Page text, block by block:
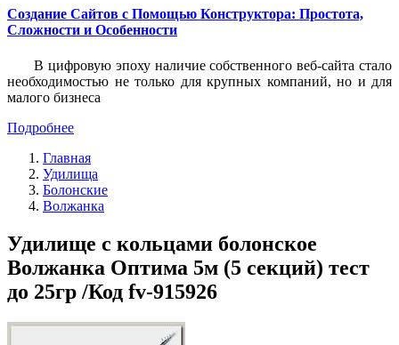
Создание Сайтов с Помощью Конструктора: Простота,
Сложности и Особенности
В цифровую эпоху наличие собственного веб-сайта стало
необходимостью не только для крупных компаний, но и для
малого бизнеса
Подробнее
Главная
Удилища
Болонские
Волжанка
Удилище с кольцами болонское
Волжанка Оптима 5м (5 секций) тест
до 25гр /Код fv-915926